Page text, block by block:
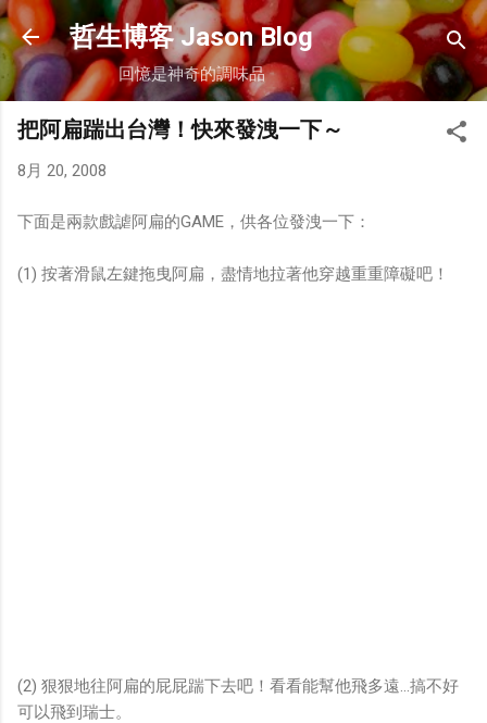
跳到主要內容
哲生博客 Jason Blog
回憶是神奇的調味品
把阿扁踹出台灣！快來發洩一下～
8月 20, 2008
下面是兩款戲謔阿扁的GAME，供各位發洩一下：
(1) 按著滑鼠左鍵拖曳阿扁，盡情地拉著他穿越重重障礙吧！
(2) 狠狠地往阿扁的屁屁踹下去吧！看看能幫他飛多遠...搞不好
可以飛到瑞士。